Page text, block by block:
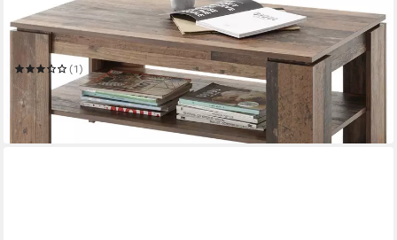
Couchtisch Couchtisch HARRISON 100 x 60 cm mit Schublade
in Old Wood Vintage
100 x 44 x 60 cm B/H/T
(1)
128,09 € UVP159,00 €
-19%
in 3-4 Werktagen bei dir